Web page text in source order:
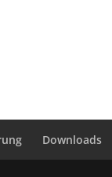
Downloads